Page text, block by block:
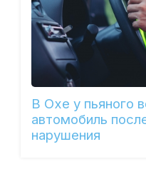
В Охе у пьяного
автомобиль
нарушения